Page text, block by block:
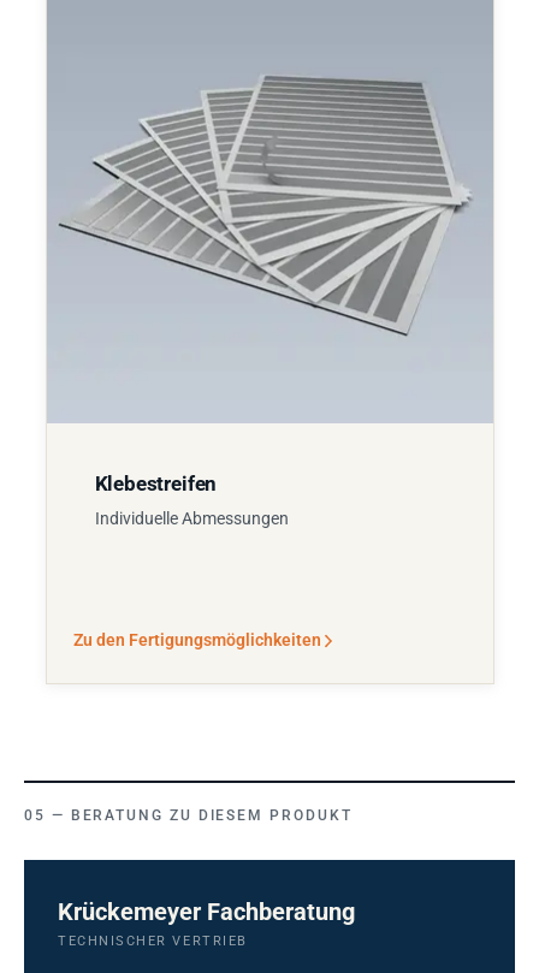
Klebestreifen
Individuelle Abmessungen
Zu den Fertigungsmöglichkeiten
BERATUNG ZU DIESEM PRODUKT
Krückemeyer Fachberatung
TECHNISCHER VERTRIEB